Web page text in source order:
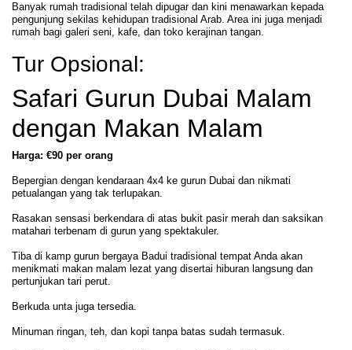
Banyak rumah tradisional telah dipugar dan kini menawarkan kepada
pengunjung sekilas kehidupan tradisional Arab. Area ini juga menjadi
rumah bagi galeri seni, kafe, dan toko kerajinan tangan.
Tur Opsional:
Safari Gurun Dubai Malam
dengan Makan Malam
Harga: €90 per orang
Bepergian dengan kendaraan 4x4 ke gurun Dubai dan nikmati
petualangan yang tak terlupakan.
Rasakan sensasi berkendara di atas bukit pasir merah dan saksikan
matahari terbenam di gurun yang spektakuler.
Tiba di kamp gurun bergaya Badui tradisional tempat Anda akan
menikmati makan malam lezat yang disertai hiburan langsung dan
pertunjukan tari perut.
Berkuda unta juga tersedia.
Minuman ringan, teh, dan kopi tanpa batas sudah termasuk.